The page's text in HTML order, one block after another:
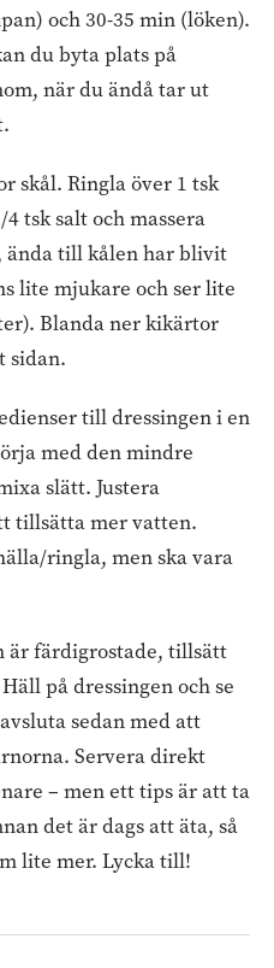
och 30-35 min (löken).
du byta plats på
när du ändå tar ut
skål. Ringla över 1 tsk
tsk salt och massera
ända till kålen har blivit
lite mjukare och ser lite
Blanda ner kikärtor
sidan.
till dressingen i en
med den mindre
slätt. Justera
tillsätta mer vatten.
ringla, men ska vara
är färdigrostade, tillsätt
på dressingen och se
sedan med att
Servera direkt
– men ett tips är att ta
det är dags att äta, så
lite mer. Lycka till!